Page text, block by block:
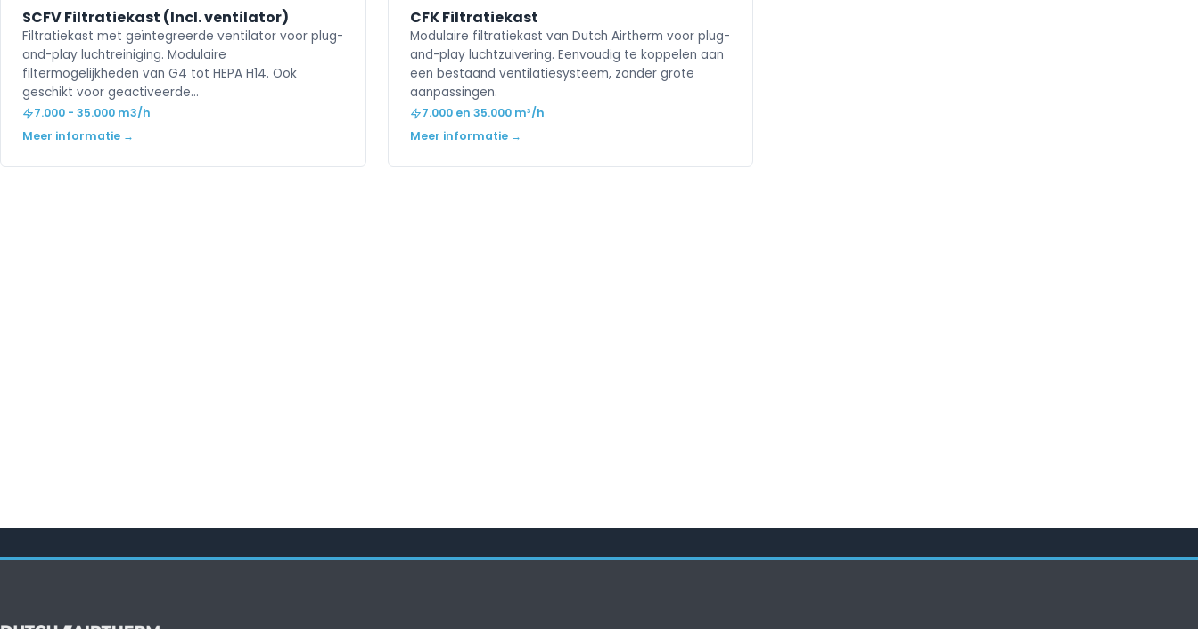
SCFV Filtratiekast (Incl. ventilator)
Filtratiekast met geïntegreerde ventilator voor plug-
and-play luchtreiniging. Modulaire
filtermogelijkheden van G4 tot HEPA H14. Ook
geschikt voor geactiveerde…
7.000 - 35.000 m3/h
Meer informatie →
CFK Filtratiekast
Modulaire filtratiekast van Dutch Airtherm voor plug-
and-play luchtzuivering. Eenvoudig te koppelen aan
een bestaand ventilatiesysteem, zonder grote
aanpassingen.
7.000 en 35.000 m³/h
Meer informatie →